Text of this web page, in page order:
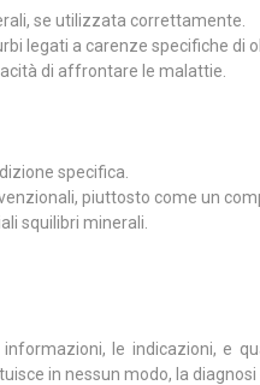
se utilizzata correttamente.
legati a carenze specifiche di
di affrontare le malattie.
specifica.
piuttosto come un
squilibri minerali.
le indicazioni, e
in nessun modo, la